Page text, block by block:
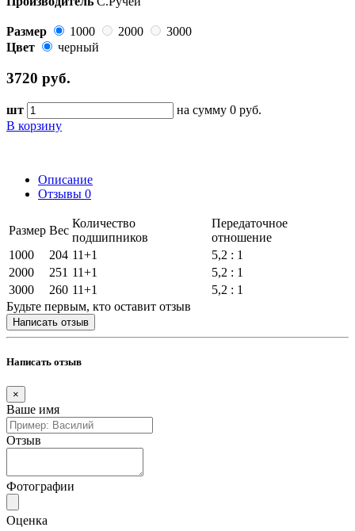
Размер 1000 2000
3000
Цвет
черный
3720 руб.
шт на сумму 0 руб.
В корзину
Описание
Отзывы 0
Размер Вес
Количество
подшипников
Передаточное
отношение
1000
204 11+1
5,2 : 1
2000
251 11+1
5,2 : 1
3000
260 11+1
5,2 : 1
Будьте первым, кто оставит отзыв
Написать отзыв
Написать отзыв
×
Ваше имя
Отзыв
Фотографии
Оценка